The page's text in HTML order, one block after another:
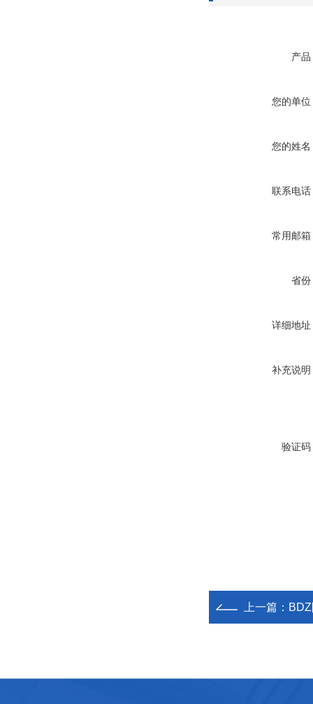
产品
您的单位
您的姓名
联系电话
常用邮箱
省份
详细地址
补充说明
验证码
上一篇：